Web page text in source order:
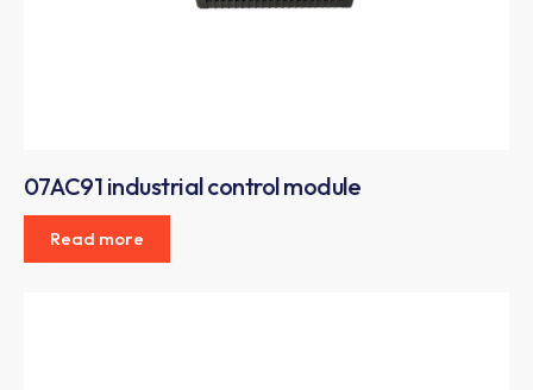
07AC91 industrial control module
Read more